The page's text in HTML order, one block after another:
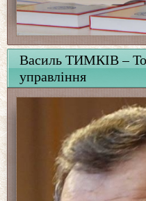
Василь ТИМКІВ –
управління